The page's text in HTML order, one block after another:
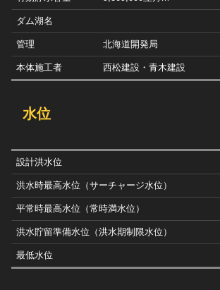
ダム湖名
管理 北海道開発局
本体施工者 西松建設・青木建設
水位
設計洪水位
洪水時最高水位（サーチャージ水位）
平常時最高水位（常時満水位）
洪水貯留準備水位（洪水期制限水位）
最低水位